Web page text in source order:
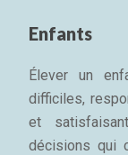
Enfants
Élever un
difficiles,
et
décisions qui